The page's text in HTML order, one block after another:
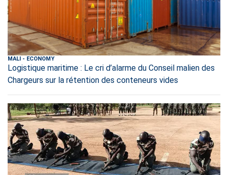
MALI - ECONOMY
Logistique maritime : Le cri d’alarme du Conseil malien des
Chargeurs sur la rétention des conteneurs vides